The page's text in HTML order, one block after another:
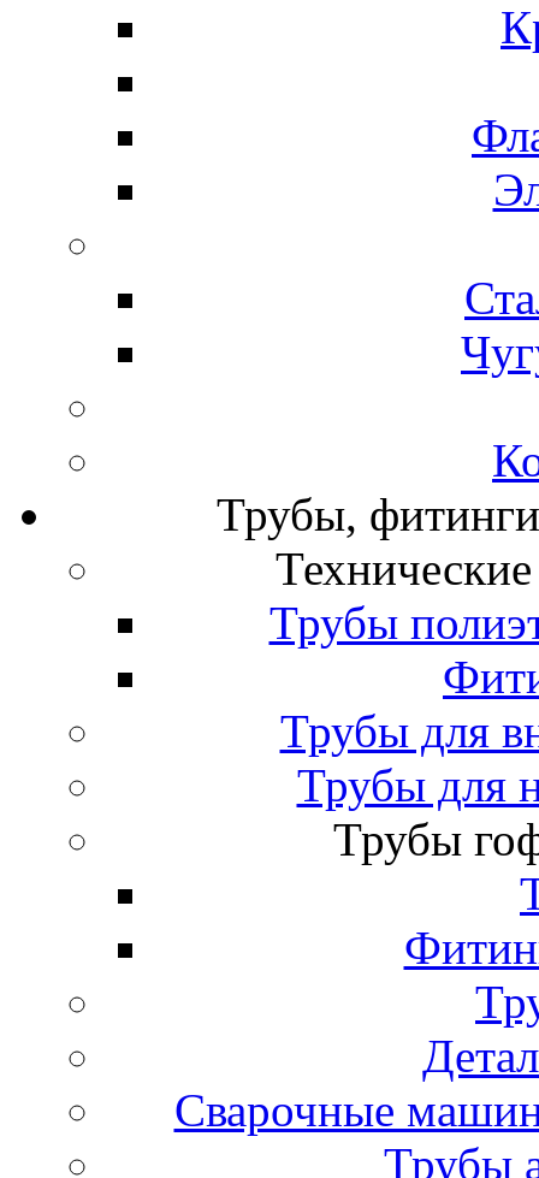
Трубы,
Трубы
Трубы для
Трубы для
Трубы
Сварочные
Трубы